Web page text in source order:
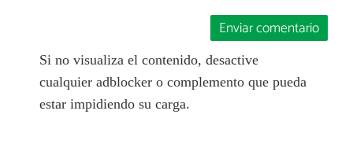
Enviar comentario
Si no visualiza el contenido, desactive
cualquier adblocker o complemento que pueda
estar impidiendo su carga.